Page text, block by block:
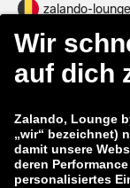
zalando-
zalando-
zalando-
zalando-
zalando-